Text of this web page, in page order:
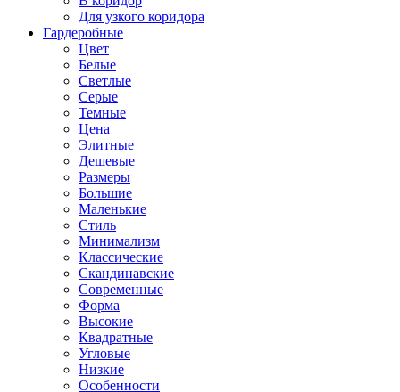
Для узкого коридора
Гардеробные
Цвет
Белые
Светлые
Серые
Темные
Цена
Элитные
Дешевые
Размеры
Большие
Маленькие
Стиль
Минимализм
Классические
Скандинавские
Современные
Форма
Высокие
Квадратные
Угловые
Низкие
Особенности